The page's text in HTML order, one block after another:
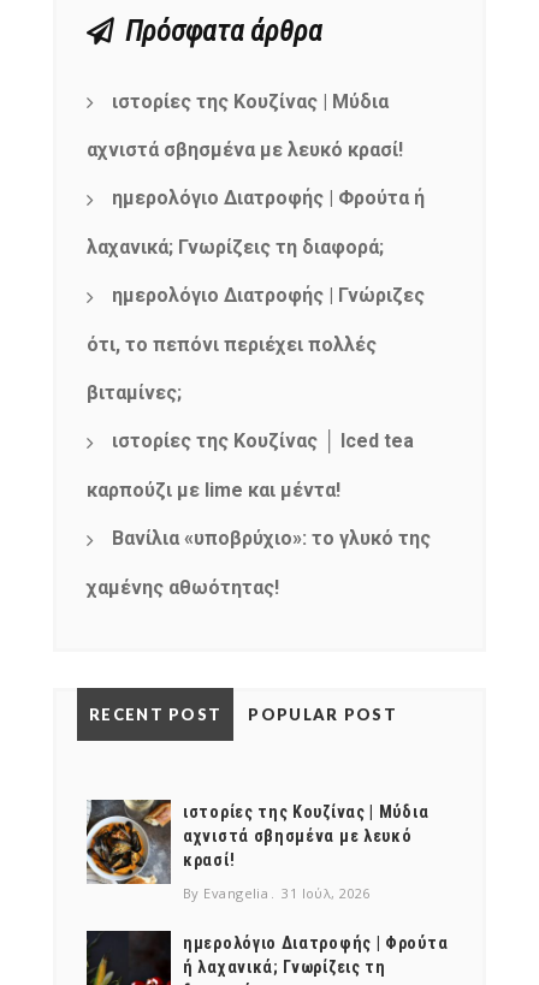
Πρόσφατα άρθρα
ιστορίες της Κουζίνας | Μύδια
αχνιστά σβησμένα με λευκό κρασί!
ημερολόγιο Διατροφής | Φρούτα ή
λαχανικά; Γνωρίζεις τη διαφορά;
ημερολόγιο Διατροφής | Γνώριζες
ότι, το πεπόνι περιέχει πολλές
βιταμίνες;
ιστορίες της Κουζίνας │ Iced tea
καρπούζι με lime και μέντα!
Βανίλια «υποβρύχιο»: το γλυκό της
χαμένης αθωότητας!
RECENT POST POPULAR POST
ιστορίες της Κουζίνας | Μύδια
αχνιστά σβησμένα με λευκό
κρασί!
By Evangelia 31 Ιούλ, 2026
ημερολόγιο Διατροφής | Φρούτα
ή λαχανικά; Γνωρίζεις τη